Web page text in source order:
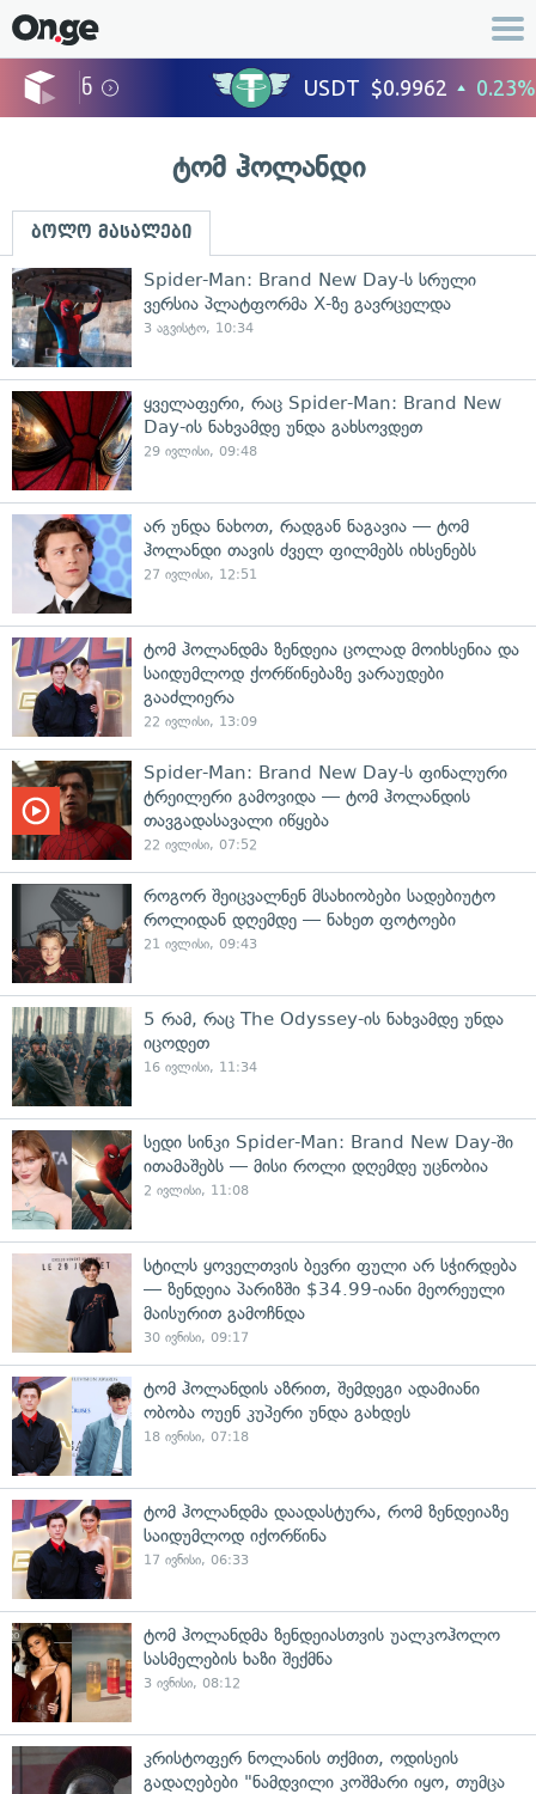
ტომ ჰოლანდი
ბოლო მასალები
Spider-Man: Brand New Day-ს სრული
ვერსია პლატფორმა X-ზე გავრცელდა
3 აგვისტო, 10:34
ყველაფერი, რაც Spider-Man: Brand New
Day-ის ნახვამდე უნდა გახსოვდეთ
29 ივლისი, 09:48
არ უნდა ნახოთ, რადგან ნაგავია — ტომ
ჰოლანდი თავის ძველ ფილმებს იხსენებს
27 ივლისი, 12:51
ტომ ჰოლანდმა ზენდეია ცოლად მოიხსენია და
საიდუმლოდ ქორწინებაზე ვარაუდები
გააძლიერა
22 ივლისი, 13:09
Spider-Man: Brand New Day-ს ფინალური
ტრეილერი გამოვიდა — ტომ ჰოლანდის
თავგადასავალი იწყება
22 ივლისი, 07:52
როგორ შეიცვალნენ მსახიობები სადებიუტო
როლიდან დღემდე — ნახეთ ფოტოები
21 ივლისი, 09:43
5 რამ, რაც The Odyssey-ის ნახვამდე უნდა
იცოდეთ
16 ივლისი, 11:34
სედი სინკი Spider-Man: Brand New Day-ში
ითამაშებს — მისი როლი დღემდე უცნობია
2 ივლისი, 11:08
სტილს ყოველთვის ბევრი ფული არ სჭირდება
— ზენდეია პარიზში $34.99-იანი მეორეული
მაისურით გამოჩნდა
30 ივნისი, 09:17
ტომ ჰოლანდის აზრით, შემდეგი ადამიანი
ობობა ოუენ კუპერი უნდა გახდეს
18 ივნისი, 07:18
ტომ ჰოლანდმა დაადასტურა, რომ ზენდეიაზე
საიდუმლოდ იქორწინა
17 ივნისი, 06:33
ტომ ჰოლანდმა ზენდეიასთვის უალკოჰოლო
სასმელების ხაზი შექმნა
3 ივნისი, 08:12
კრისტოფერ ნოლანის თქმით, ოდისეის
გადაღებები "ნამდვილი კოშმარი იყო, თუმცა